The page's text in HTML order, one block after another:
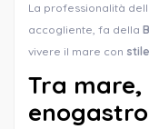
La professionalità
accogliente, fa della
vivere il mare con
Tra